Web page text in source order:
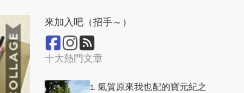
來加入吧（招手～）
十大熱門文章
1. 氣質原來我也配的寶元紀之